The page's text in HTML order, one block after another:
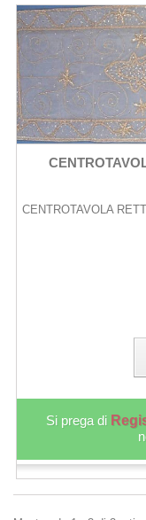
CENTROTAVOLA
Si prega di